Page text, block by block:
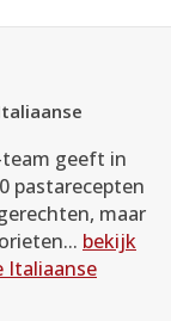
geeft in
pastarecepten
maar
bekijk
Italiaanse